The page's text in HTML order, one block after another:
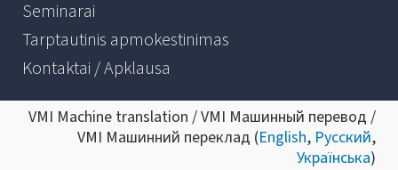
Seminarai
Tarptautinis apmokestinimas
Kontaktai / Apklausa
VMI Machine translation / VMI Машинный перевод /
VMI Машинний переклад (English, Русский,
Українська)